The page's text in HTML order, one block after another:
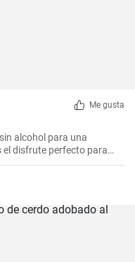
Me gusta
alcohol para una
el disfrute perfecto para
Sírvelo con tus